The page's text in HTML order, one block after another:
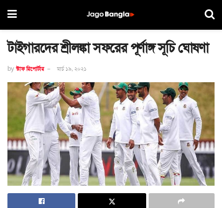
টাইগারদের শ্রীলঙ্কা সফরের পূর্ণাঙ্গ সূচি ঘোষণা
by স্টাফ রিপোর্টার মার্চ ১৯, ২০২১